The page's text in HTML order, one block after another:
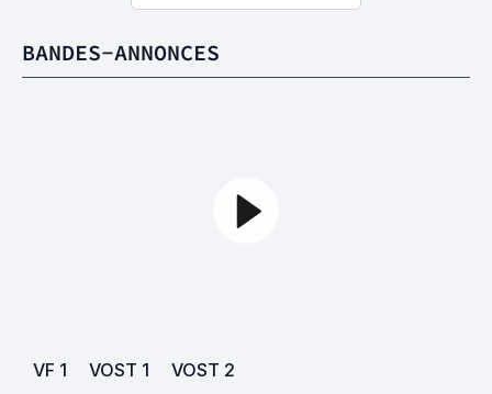
BANDES-ANNONCES
VF 1 VOST 1 VOST 2